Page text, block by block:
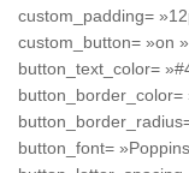
custom_padding=
custom_button= »on
button_text_color=
button_border_color=
button_font=